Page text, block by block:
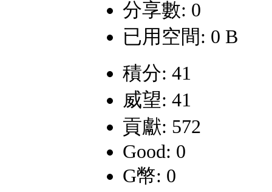
分享數: 0
已用空間: 0 B
積分: 41
威望: 41
貢獻: 572
Good: 0
G幣: 0